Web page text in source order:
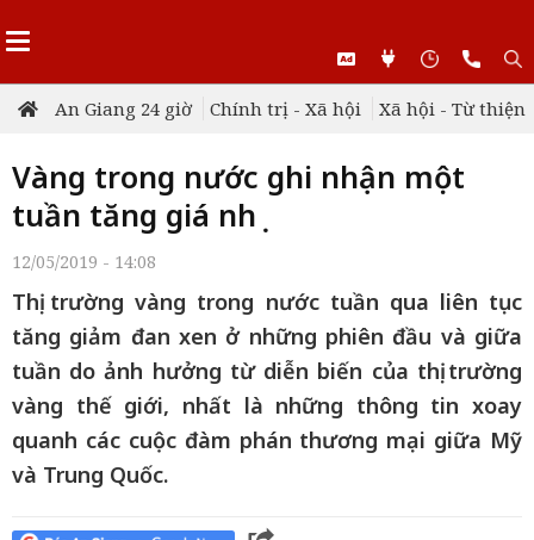
An Giang 24 giờ Chính trị - Xã hội Xã hội - Từ thiện
Vàng trong nước ghi nhận một
tuần tăng giá nhẹ
12/05/2019 - 14:08
Thị trường vàng trong nước tuần qua liên tục
tăng giảm đan xen ở những phiên đầu và giữa
tuần do ảnh hưởng từ diễn biến của thị trường
vàng thế giới, nhất là những thông tin xoay
quanh các cuộc đàm phán thương mại giữa Mỹ
và Trung Quốc.